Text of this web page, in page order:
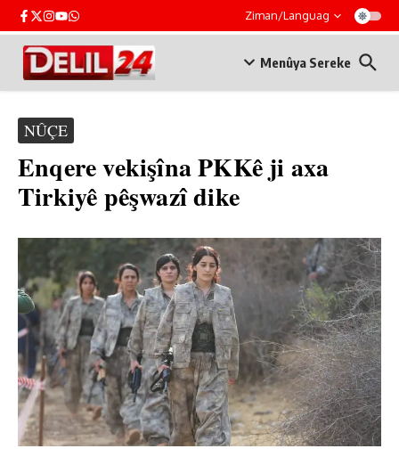
Skip to content Ziman/Languag
Menûya Sereke
NÛÇE
Enqere vekişîna PKKê ji axa
Tirkiyê pêşwazî dike